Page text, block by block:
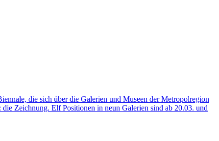
die sich über die Galerien und Museen der Metropolregion
Zeichnung. Elf Positionen in neun Galerien sind ab 20.03. und